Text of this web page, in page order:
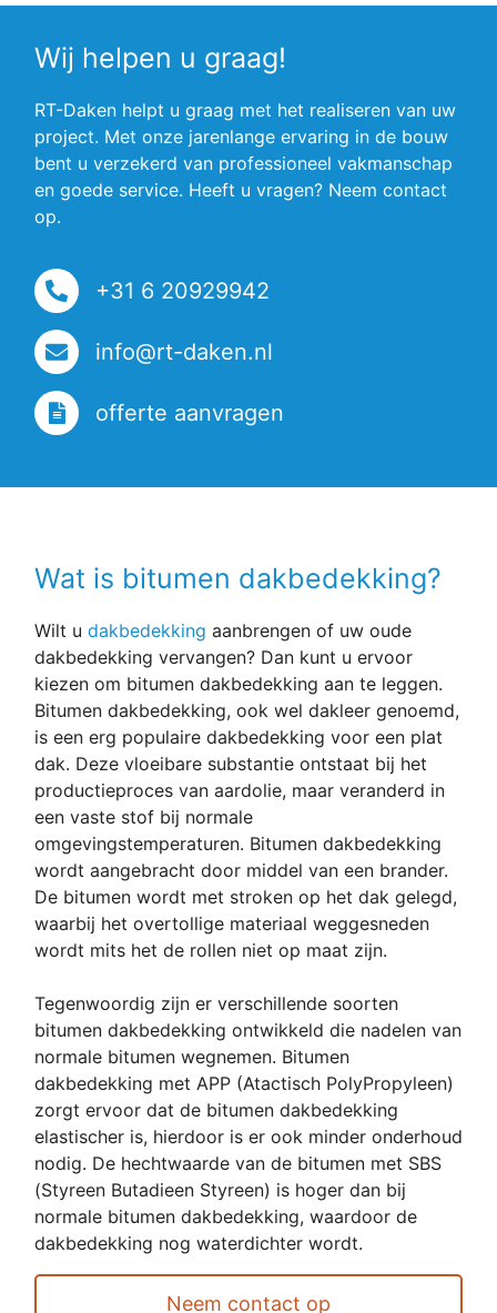
prijs die
ligt dan
de
concurr
enten.
Ook
contact.
aan te
ijk ze
bezig
zoude
zijn
maar
n bij
mijn de
schoors
teen
voegen
vogeltri
m
onder
de nok
pannen
gebrach
t de nok
op nu
goed
vast
met flex
en de
teen
netjes
gevoegt
en
geinper
neert
en de
Wij helpen u graag!
RT-Daken helpt u graag met het realiseren van uw
project. Met onze jarenlange ervaring in de bouw
bent u verzekerd van professioneel vakmanschap
en goede service. Heeft u vragen? Neem contact
op.
+31 6 20929942
info@rt-daken.nl
offerte aanvragen
Wat is bitumen dakbedekking?
Wilt u dakbedekking aanbrengen of uw oude
dakbedekking vervangen? Dan kunt u ervoor
kiezen om bitumen dakbedekking aan te leggen.
Bitumen dakbedekking, ook wel dakleer genoemd,
is een erg populaire dakbedekking voor een plat
dak. Deze vloeibare substantie ontstaat bij het
productieproces van aardolie, maar veranderd in
een vaste stof bij normale
omgevingstemperaturen. Bitumen dakbedekking
wordt aangebracht door middel van een brander.
De bitumen wordt met stroken op het dak gelegd,
waarbij het overtollige materiaal weggesneden
wordt mits het de rollen niet op maat zijn.
Tegenwoordig zijn er verschillende soorten
bitumen dakbedekking ontwikkeld die nadelen van
normale bitumen wegnemen. Bitumen
dakbedekking met APP (Atactisch PolyPropyleen)
zorgt ervoor dat de bitumen dakbedekking
elastischer is, hierdoor is er ook minder onderhoud
nodig. De hechtwaarde van de bitumen met SBS
(Styreen Butadieen Styreen) is hoger dan bij
normale bitumen dakbedekking, waardoor de
dakbedekking nog waterdichter wordt.
Neem contact op